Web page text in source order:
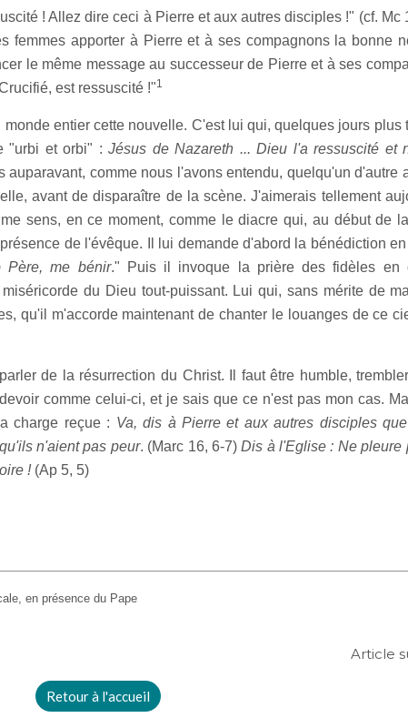
! Allez dire ceci à Pierre et aux autres disciples !" (cf. Mc
femmes apporter à Pierre et à ses compagnons la bonne
le même message au successeur de Pierre et à ses
est ressuscité !"1
entier cette nouvelle. C'est lui qui, quelques jours plus
"urbi et orbi" :Jésus de Nazareth ... Dieu l'a ressuscité et
auparavant, comme nous l'avons entendu, quelqu'un d'autre
avant de disparaître de la scène. J'aimerais tellement
sens, en ce moment, comme le diacre qui, au début de
de l'évêque. Il lui demande d'abord la bénédiction
Père, me bénir." Puis il invoque la prière des fidèles en
du Dieu tout-puissant. Lui qui, sans mérite de
qu'il m'accorde maintenant de chanter le louanges de ce
de la résurrection du Christ. Il faut être humble,
comme celui-ci, et je sais que ce n'est pas mon cas.
charge reçue : Va, dis à Pierre et aux autres disciples
n'aient pas peur. (Marc 16, 6-7)Dis à l'Eglise : Ne pleure
!(Ap 5, 5)
en présence du Pape
Article
Retour à l'accueil